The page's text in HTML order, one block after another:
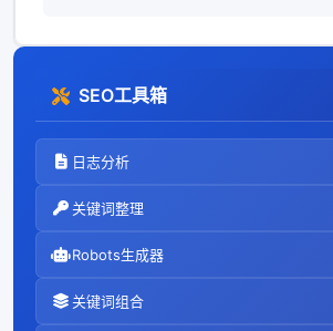
SEO工具箱
日志分析
关键词整理
Robots生成器
关键词组合